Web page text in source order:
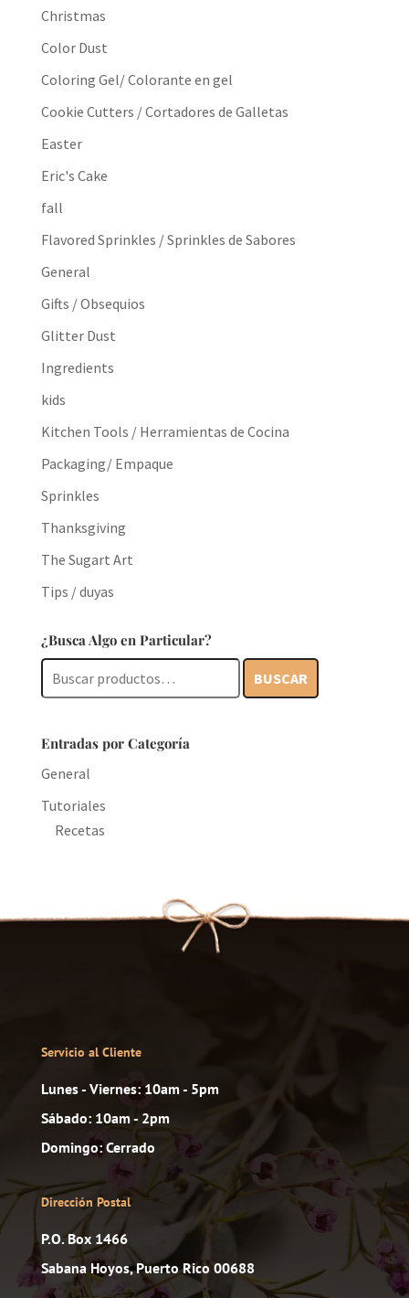
Christmas
Color Dust
Coloring Gel/ Colorante en gel
Cookie Cutters / Cortadores de Galletas
Easter
Eric's Cake
fall
Flavored Sprinkles / Sprinkles de Sabores
General
Gifts / Obsequios
Glitter Dust
Ingredients
kids
Kitchen Tools / Herramientas de Cocina
Packaging/ Empaque
Sprinkles
Thanksgiving
The Sugart Art
Tips / duyas
¿Busca Algo en Particular?
Buscar
por:
BUSCAR
Entradas por Categoría
General
Tutoriales
Recetas
Servicio al Cliente
Lunes - Viernes: 10am - 5pm
Sábado: 10am - 2pm
Domingo: Cerrado
Dirección Postal
P.O. Box 1466
Sabana Hoyos, Puerto Rico 00688